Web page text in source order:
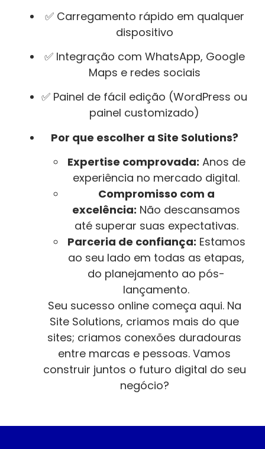
✅ Carregamento rápido em qualquer
dispositivo
✅ Integração com WhatsApp, Google
Maps e redes sociais
✅ Painel de fácil edição (WordPress ou
painel customizado)
Por que escolher a Site Solutions?
Expertise comprovada: Anos de
experiência no mercado digital.
Compromisso com a
excelência: Não descansamos
até superar suas expectativas.
Parceria de confiança: Estamos
ao seu lado em todas as etapas,
do planejamento ao pós-
lançamento.
Seu sucesso online começa aqui. Na
Site Solutions, criamos mais do que
sites; criamos conexões duradouras
entre marcas e pessoas. Vamos
construir juntos o futuro digital do seu
negócio?